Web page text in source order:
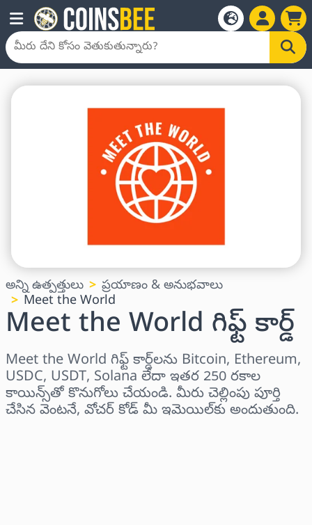
అన్ని ఉత్పత్తులు
ప్రయాణం & అనుభవాలు
Meet the World
Meet the World గిఫ్ట్ కార్డ్
Meet the World గిఫ్ట్ కార్డ్‌లను Bitcoin, Ethereum,
USDC, USDT, Solana లేదా ఇతర 250 రకాల
కాయిన్స్‌తో కొనుగోలు చేయండి. మీరు చెల్లింపు పూర్తి
చేసిన వెంటనే, వోచర్ కోడ్ మీ ఇమెయిల్‌కు అందుతుంది.